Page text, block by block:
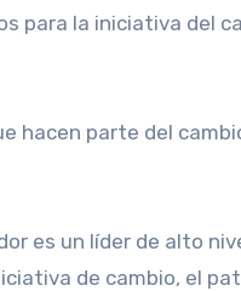
para la iniciativa del
hacen parte del
es un líder de alto
de cambio, el